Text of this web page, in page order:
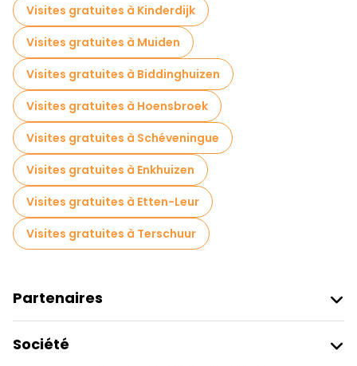
Visites gratuites à Kinderdijk
Visites gratuites à Muiden
Visites gratuites à Biddinghuizen
Visites gratuites à Hoensbroek
Visites gratuites à Schéveningue
Visites gratuites à Enkhuizen
Visites gratuites à Etten-Leur
Visites gratuites à Terschuur
Partenaires
Connexion Du Fournisseur
Société